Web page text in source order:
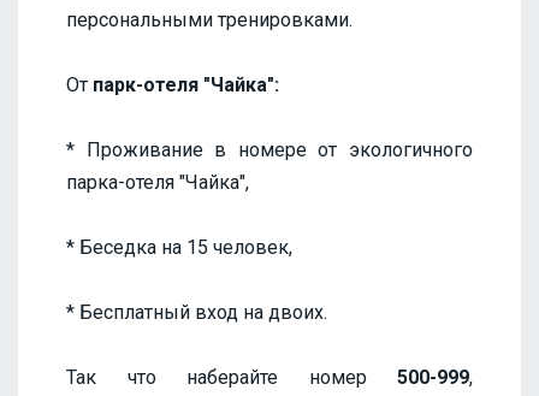
персональными тренировками.
От парк-отеля "Чайка":
* Проживание в номере от экологичного
парка-отеля "Чайка",
* Беседка на 15 человек,
* Бесплатный вход на двоих.
Так что наберайте номер 500-999,